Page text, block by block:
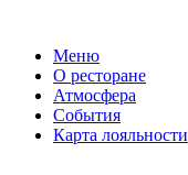
Меню
О ресторане
Атмосфера
События
Карта лояльности